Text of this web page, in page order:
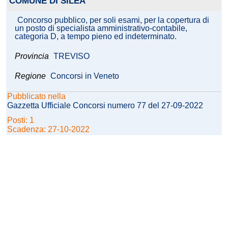
Concorso pubblico, per soli esami, per la copertura di
un posto di specialista amministrativo-contabile,
categoria D, a tempo pieno ed indeterminato.
Provincia TREVISO
Regione Concorsi in Veneto
Pubblicato nella
Gazzetta Ufficiale Concorsi numero 77 del 27-09-2022
Posti: 1
Scadenza: 27-10-2022